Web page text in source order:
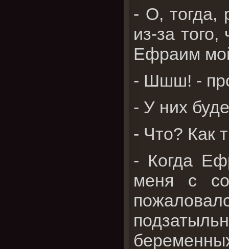
- О, тогда,
из-за
Ефраим
- Шшш! -
- У них
- Что? Как
- Когда
меня с